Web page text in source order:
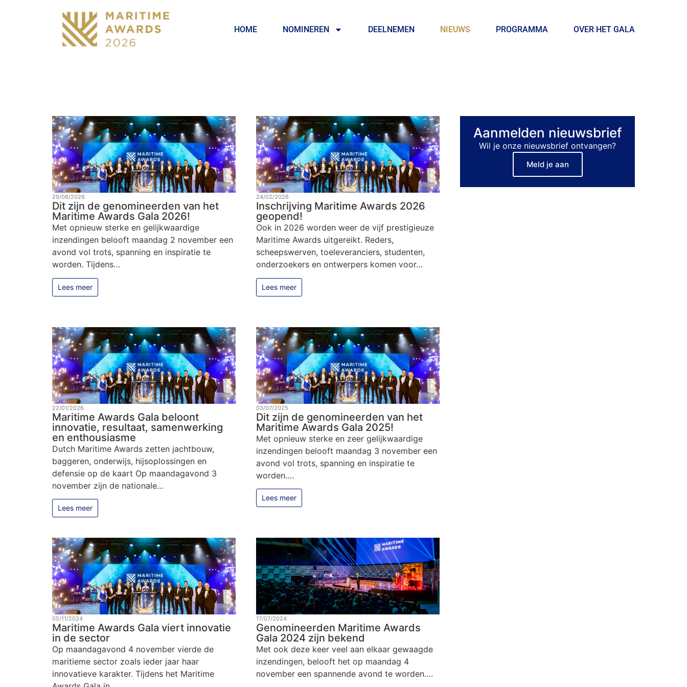
HOME NOMINEREN DEELNEMEN NIEUWS PROGRAMMA OVER HET GALA
29/06/2026
Dit zijn de genomineerden van het
Maritime Awards Gala 2026!
Met opnieuw sterke en gelijkwaardige
inzendingen belooft maandag 2 november een
avond vol trots, spanning en inspiratie te
worden. Tijdens…
Lees meer
24/02/2026
Inschrijving Maritime Awards 2026
geopend!
Ook in 2026 worden weer de vijf prestigieuze
Maritime Awards uitgereikt. Reders,
scheepswerven, toeleveranciers, studenten,
onderzoekers en ontwerpers komen voor…
Lees meer
22/01/2026
Maritime Awards Gala beloont
innovatie, resultaat, samenwerking
en enthousiasme
Dutch Maritime Awards zetten jachtbouw,
baggeren, onderwijs, hijsoplossingen en
defensie op de kaart Op maandagavond 3
november zijn de nationale…
Lees meer
03/07/2025
Dit zijn de genomineerden van het
Maritime Awards Gala 2025!
Met opnieuw sterke en zeer gelijkwaardige
inzendingen belooft maandag 3 november een
avond vol trots, spanning en inspiratie te
worden….
Lees meer
05/11/2024
Maritime Awards Gala viert innovatie
in de sector
Op maandagavond 4 november vierde de
maritieme sector zoals ieder jaar haar
innovatieve karakter. Tijdens het Maritime
17/07/2024
Genomineerden Maritime Awards
Gala 2024 zijn bekend
Met ook deze keer veel aan elkaar gewaagde
inzendingen, belooft het op maandag 4
november een spannende avond te worden….
Aanmelden nieuwsbrief
Wil je onze nieuwsbrief ontvangen?
Meld je aan